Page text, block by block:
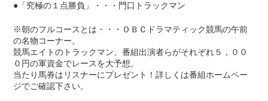
●「究極の１点勝負」・・・門口トラックマン
※朝のフルコースとは・・・ＯＢＣドラマティック競馬の午前
の名物コーナー。
競馬エイトのトラックマン、番組出演者らがそれぞれ５，００
０円の軍資金でレースを大予想。
当たり馬券はリスナーにプレゼント！詳しくは番組ホームペー
ジでご確認下さい。